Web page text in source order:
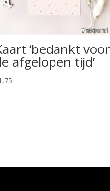
‘bedankt voor
afgelopen tijd’